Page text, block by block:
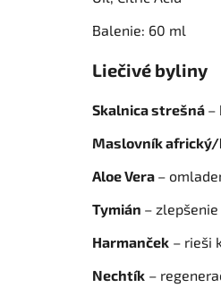
Balenie: 60 ml
Liečivé byliny
Skalnica strešná –
Maslovník africký/
Aloe Vera –
Tymián –
Harmanček – rieši
Nechtík –